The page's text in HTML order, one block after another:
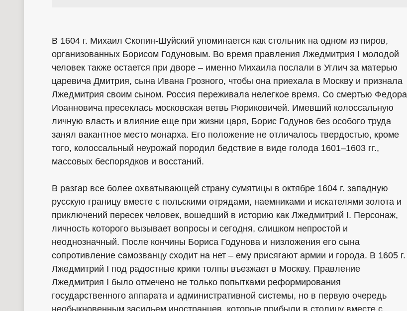
В 1604 г. Михаил Скопин-Шуйский упоминается как стольник на одном из пиров,
организованных Борисом Годуновым. Во время правления Лжедмитрия I молодой
человек также остается при дворе – именно Михаила послали в Углич за матерью
царевича Дмитрия, сына Ивана Грозного, чтобы она приехала в Москву и признала
Лжедмитрия своим сыном. Россия переживала нелегкое время. Со смертью Федора
Иоанновича пресеклась московская ветвь Рюриковичей. Имевший колоссальную
личную власть и влияние еще при жизни царя, Борис Годунов без особого труда
занял вакантное место монарха. Его положение не отличалось твердостью, кроме
того, колоссальный неурожай породил бедствие в виде голода 1601–1603 гг.,
массовых беспорядков и восстаний.
В разгар все более охватывающей страну сумятицы в октябре 1604 г. западную
русскую границу вместе с польскими отрядами, наемниками и искателями золота и
приключений пересек человек, вошедший в историю как Лжедмитрий I. Персонаж,
личность которого вызывает вопросы и сегодня, слишком непростой и
неоднозначный. После кончины Бориса Годунова и низложения его сына
сопротивление самозванцу сходит на нет – ему присягают армии и города. В 1605 г.
Лжедмитрий I под радостные крики толпы въезжает в Москву. Правление
Лжедмитрия I было отмечено не только попытками реформирования
государственного аппарата и административной системы, но в первую очередь
необыкновенным засильем иностранцев, которые прибыли в столицу вместе с